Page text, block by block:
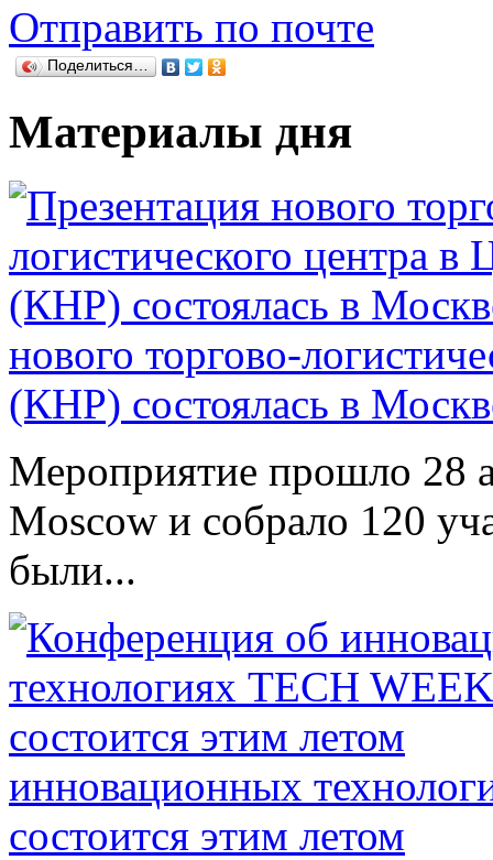
Отправить по почте
Поделиться…
Материалы дня
нового торгово-
(КНР) состоялась в
Мероприятие прошло 28
Moscow и собрало 120
были...
инновационных
состоится этим летом